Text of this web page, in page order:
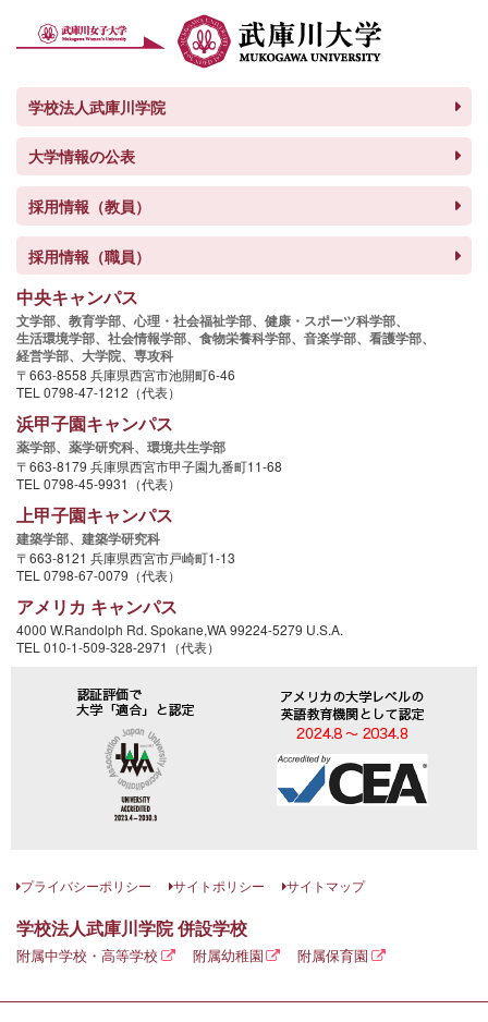
学校法人武庫川学院
大学情報の公表
採用情報（教員）
採用情報（職員）
中央キャンパス
文学部、 教育学部、 心理・社会福祉学部、 健康・スポーツ科学部、
生活環境学部、 社会情報学部、 食物栄養科学部、 音楽学部、 看護学部、
経営学部、 大学院、 専攻科
〒663-8558 兵庫県西宮市池開町6-46
TEL 0798-47-1212（代表）
浜甲子園キャンパス
薬学部、 薬学研究科、 環境共生学部
〒663-8179 兵庫県西宮市甲子園九番町11-68
TEL 0798-45-9931（代表）
上甲子園キャンパス
建築学部、 建築学研究科
〒663-8121 兵庫県西宮市戸崎町1-13
TEL 0798-67-0079（代表）
アメリカ キャンパス
4000 W.Randolph Rd. Spokane,WA 99224-5279 U.S.A.
TEL 010-1-509-328-2971（代表）
プライバシーポリシー サイトポリシー サイトマップ
学校法人武庫川学院 併設学校
附属中学校・高等学校 附属幼稚園 附属保育園